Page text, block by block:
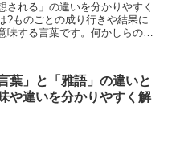
される」の違いを分かりやすく
?ものごとの成り行きや結果に
味する言葉です。何かしらの状
葉」と「雅語」の違いと
や違いを分かりやすく解